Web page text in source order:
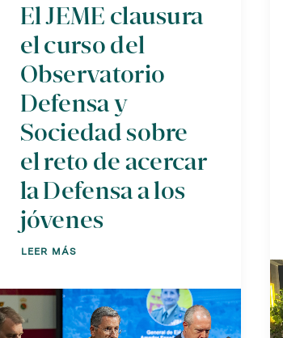
El JEME clausura
el curso del
Observatorio
Defensa y
Sociedad sobre
el reto de acercar
la Defensa a los
jóvenes
LEER MÁS